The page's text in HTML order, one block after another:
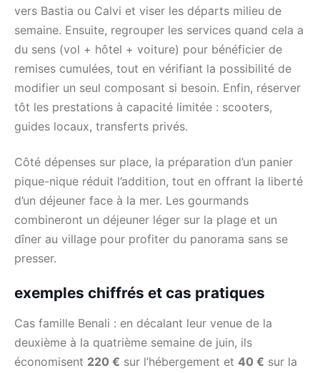
vers Bastia ou Calvi et viser les départs milieu de
semaine. Ensuite, regrouper les services quand cela a
du sens (vol + hôtel + voiture) pour bénéficier de
remises cumulées, tout en vérifiant la possibilité de
modifier un seul composant si besoin. Enfin, réserver
tôt les prestations à capacité limitée : scooters,
guides locaux, transferts privés.
Côté dépenses sur place, la préparation d’un panier
pique-nique réduit l’addition, tout en offrant la liberté
d’un déjeuner face à la mer. Les gourmands
combineront un déjeuner léger sur la plage et un
dîner au village pour profiter du panorama sans se
presser.
exemples chiffrés et cas pratiques
Cas famille Benali : en décalant leur venue de la
deuxième à la quatrième semaine de juin, ils
économisent 220 € sur l’hébergement et 40 € sur la